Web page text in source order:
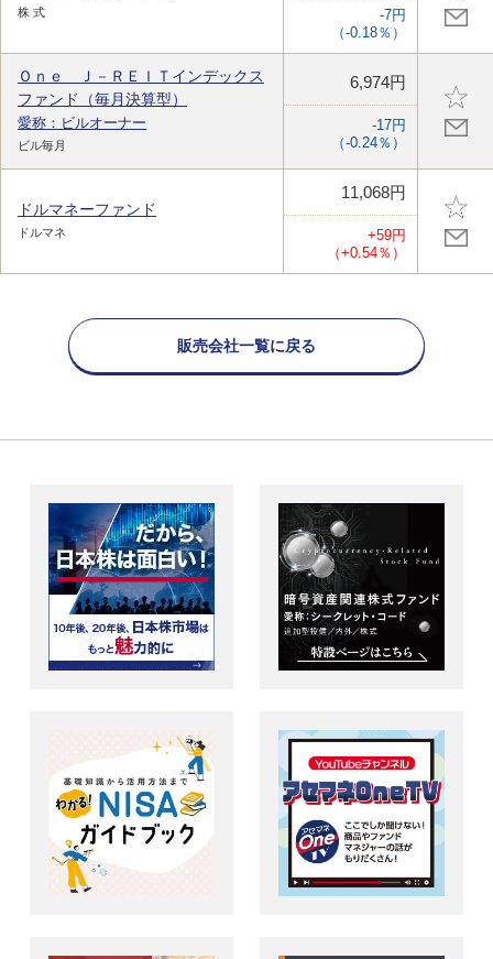
株 式
-7円
（-0.18％）
Ｏｎｅ Ｊ－ＲＥＩＴインデックス
ファンド（毎月決算型）
愛称：ビルオーナー
ビル毎月
6,974円
-17円
（-0.24％）
ドルマネーファンド
ドルマネ
11,068円
+59円
（+0.54％）
販売会社一覧に戻る